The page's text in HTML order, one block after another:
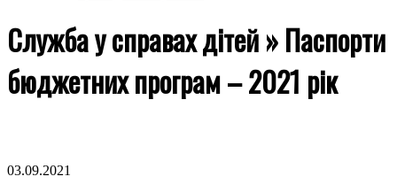
Служба у справах дітей »Паспорти
бюджетних програм – 2021 рік
03.09.2021